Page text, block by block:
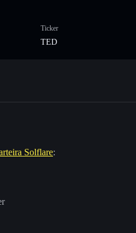
Ticker
TED
Solflare: